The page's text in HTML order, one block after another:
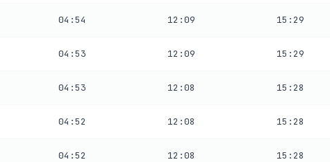
04:54 12:09 15:29
04:53 12:09 15:29
04:53 12:08 15:28
04:52 12:08 15:28
04:52 12:08 15:28